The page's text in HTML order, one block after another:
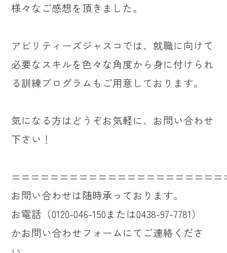
様々なご感想を頂きました。
アビリティーズジャスコでは、就職に向けて
必要なスキルを色々な角度から身に付けられ
る訓練プログラムもご用意しております。
気になる方はどうぞお気軽に、お問い合わせ
下さい！
お問い合わせは随時承っております。
お電話（0120-046-150または0438-97-7781）
かお問い合わせフォームにてご連絡くださ